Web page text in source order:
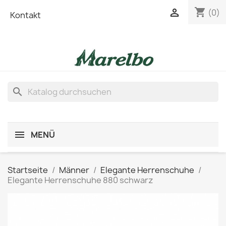
Kontakt shopping_cart (0)

search
MENÜ
Startseite Männer
Elegante Herrenschuhe
Elegante Herrenschuhe 880 schwarz